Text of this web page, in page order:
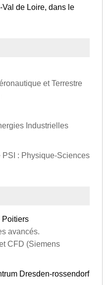
Val de Loire, dans le
et Terrestre
Industrielles
: Physique-Sciences
Poitiers
avancés.
CFD (Siemens
Dresden-rossendorf